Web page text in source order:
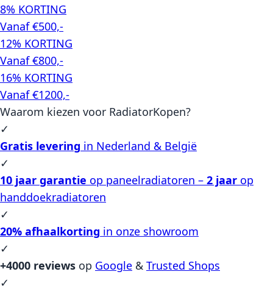
8% KORTING
Vanaf €500,-
12% KORTING
Vanaf €800,-
16% KORTING
Vanaf €1200,-
Waarom kiezen voor RadiatorKopen?
✓
Gratis levering in Nederland & België
✓
10 jaar garantie op paneelradiatoren – 2 jaar op
handdoekradiatoren
✓
20% afhaalkorting in onze showroom
✓
+4000 reviews op Google & Trusted Shops
✓